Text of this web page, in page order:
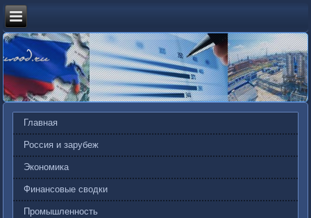
Главная
Россия и зарубеж
Экономика
Финансовые сводки
Промышленность